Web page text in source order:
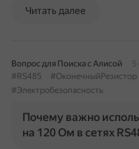
Читать далее
Вопрос для Поиска с Алисой
5
#RS485
#ОконечныйРезистор
#Электробезопасность
Почему важно
на 120 Ом в сетях